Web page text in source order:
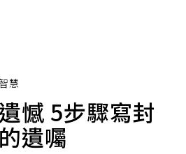
慧
憾 5步驟寫封
遺囑